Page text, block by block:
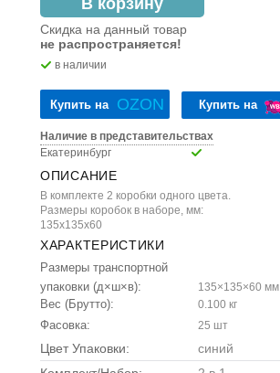
В корзину
Скидка на данный товар
не распространяется!
в наличии
Купить на OZON Купить на
Наличие в представительствах
Екатеринбург
ОПИСАНИЕ
В комплекте 2 коробки одного цвета.
Размеры коробок в наборе, мм:
135х135х60
ХАРАКТЕРИСТИКИ
Размеры транспортной
упаковки (д×ш×в):
135×135×60 мм
Вес (Брутто): 0.100 кг
Фасовка: 25 шт
Цвет Упаковки:
синий